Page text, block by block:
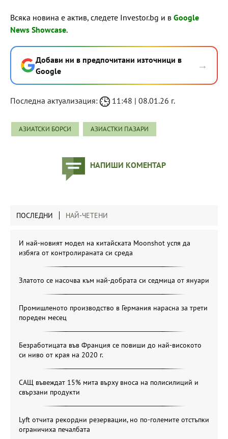
Всяка новина е актив, следете Investor.bg и в Google
News Showcase.
Добави ни в предпочитани източници в
Google
→
Последна актуализация: 11:48 | 08.01.26 г.
АЗИАТСКИ БОРСИ АЗИАСТКИ ПАЗАРИ
НАПИШИ КОМЕНТАР
ПОСЛЕДНИ НАЙ-ЧЕТЕНИ
И най-новият модел на китайската Moonshot успя да
избяга от контролираната си среда
Златото се насочва към най-добрата си седмица от януари
Промишленото производство в Германия нарасна за трети
пореден месец
Безработицата във Франция се повиши до най-високото
си ниво от края на 2020 г.
САЩ въвеждат 15% мита върху вноса на полисилиций и
свързани продукти
Lyft отчита рекордни резервации, но по-големите отстъпки
ограничиха печалбата